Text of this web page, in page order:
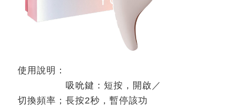
使用說明：
吸吮鍵：短按，開啟／
切換頻率；長按2秒，暫停該功